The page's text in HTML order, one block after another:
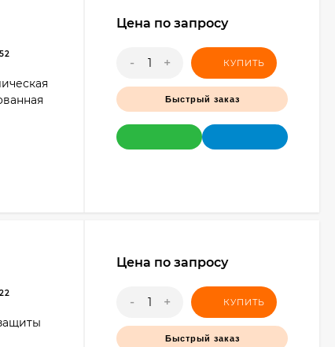
Цена по запросу
- + КУПИТЬ
Быстрый заказ
Цена по запросу
- + КУПИТЬ
Быстрый заказ